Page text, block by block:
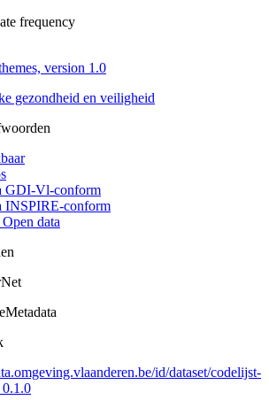
frequency
version 1.0
gezondheid en veiligheid
GDI-Vl-conform
INSPIRE-conform
data
id/dataset/codelijst-